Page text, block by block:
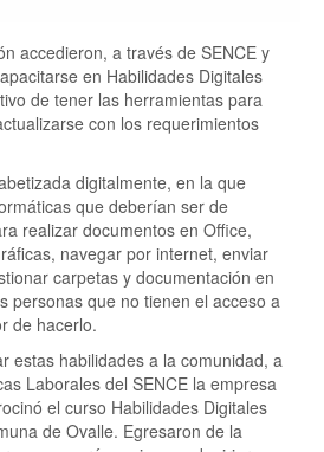
accedieron, a través de SENCE y
en Habilidades Digitales
de tener las herramientas para
con los requerimientos
digitalmente, en la que
que deberían ser de
realizar documentos en Office,
navegar por internet, enviar
carpetas y documentación en
personas que no tienen el acceso a
de hacerlo.
estas habilidades a la comunidad, a
Laborales del SENCE la empresa
el curso Habilidades Digitales
de Ovalle. Egresaron de la